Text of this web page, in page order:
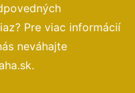
Pre viac informácií
neváhajte